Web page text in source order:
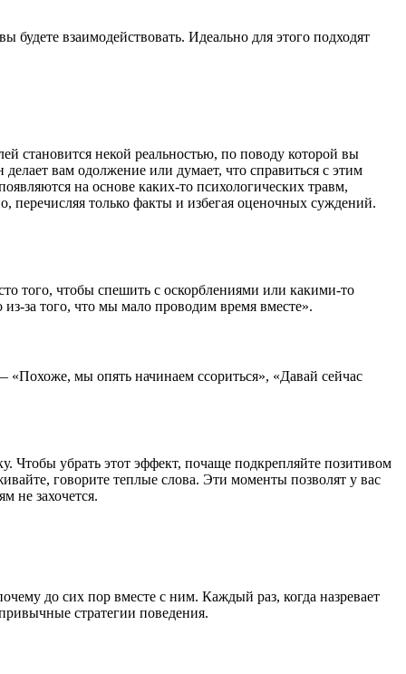
взаимодействовать. Идеально для этого подходят
становится некой реальностью, по поводу которой вы
вам одолжение или думает, что справиться с этим
на основе каких-то психологических травм,
перечисляя только факты и избегая оценочных суждений.
того, чтобы спешить с оскорблениями или какими-то
за того, что мы мало проводим время вместе».
«Похоже, мы опять начинаем ссориться», «Давай сейчас
Чтобы убрать этот эффект, почаще подкрепляйте позитивом
говорите теплые слова. Эти моменты позволят у вас
не захочется.
до сих пор вместе с ним. Каждый раз, когда назревает
стратегии поведения.